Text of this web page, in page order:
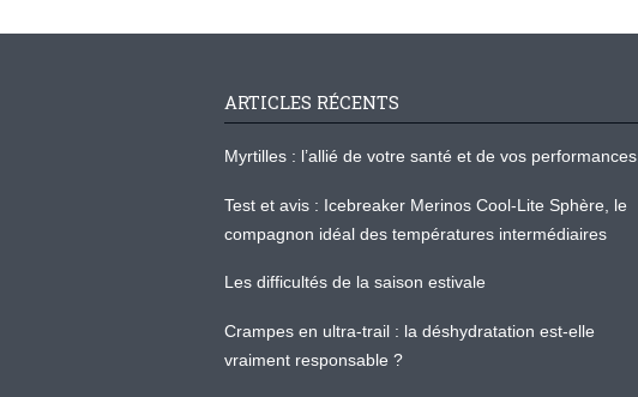
ARTICLES RÉCENTS
Myrtilles : l’allié de votre santé et de vos performances
Test et avis : Icebreaker Merinos Cool-Lite Sphère, le
compagnon idéal des températures intermédiaires
Les difficultés de la saison estivale
Crampes en ultra-trail : la déshydratation est-elle
vraiment responsable ?